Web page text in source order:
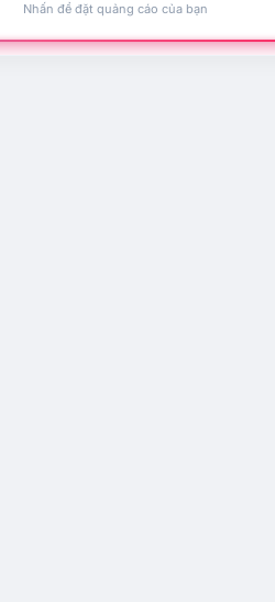
Nhấn để đặt quảng cáo của bạn